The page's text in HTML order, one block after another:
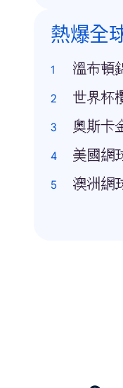
熱爆全
溫布頓
世界杯
奧斯卡
美國網
澳洲網